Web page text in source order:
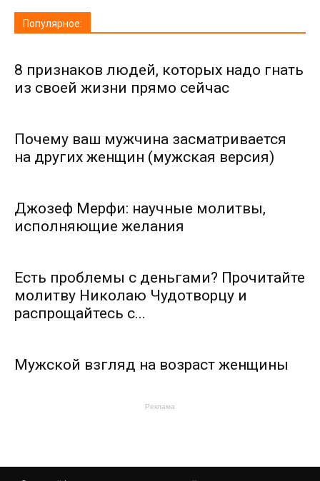
Популярное:
8 признаков людей, которых надо гнать
из своей жизни прямо сейчас
Почему ваш мужчина засматривается
на других женщин (мужская версия)
Джозеф Мерфи: научные молитвы,
исполняющие желания
Есть проблемы с деньгами? Прочитайте
молитву Николаю Чудотворцу и
распрощайтесь с...
Мужской взгляд на возраст женщины
Реклама